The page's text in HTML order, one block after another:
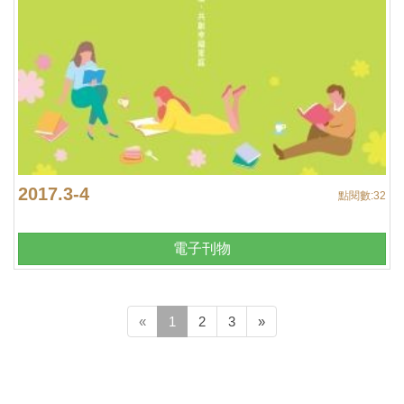
2017.3-4 點閱數:32
電子刊物
« 1 (current)
2 3 »